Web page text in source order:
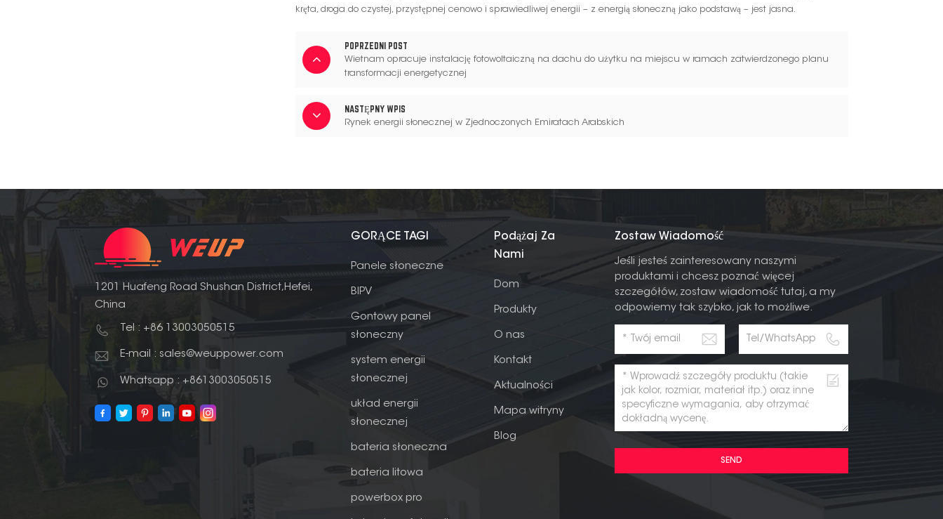
kręta, droga do czystej, przystępnej cenowo i sprawiedliwej energii – z energią słoneczną jako podstawą – jest jasna.
POPRZEDNI POST
Wietnam opracuje instalację fotowoltaiczną na dachu do użytku na miejscu w ramach zatwierdzonego planu
transformacji energetycznej
NASTĘPNY WPIS
Rynek energii słonecznej w Zjednoczonych Emiratach Arabskich
1201 Huafeng Road Shushan District,Hefei,
China
Tel : +86 13003050515
E-mail : sales@weuppower.com
Whatsapp : +8613003050515
GORĄCE TAGI
Panele słoneczne
BIPV
Gontowy panel
słoneczny
system energii
słonecznej
układ energii
słonecznej
bateria słoneczna
bateria litowa
powerbox pro
Podążaj Za
Nami
Dom
Produkty
O nas
Kontakt
Aktualności
Mapa witryny
Blog
Zostaw Wiadomość
Jeśli jesteś zainteresowany naszymi
produktami i chcesz poznać więcej
szczegółów, zostaw wiadomość tutaj, a my
odpowiemy tak szybko, jak to możliwe.
SEND